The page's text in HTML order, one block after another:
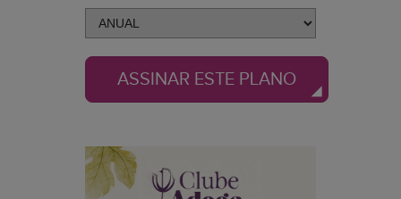
ASSINAR ESTE PLANO